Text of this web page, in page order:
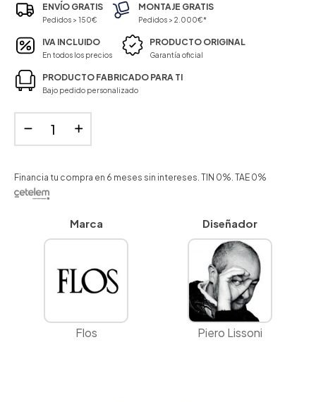
ENVÍO GRATIS
Pedidos > 150€
MONTAJE GRATIS
Pedidos > 2.000€*
IVA INCLUIDO
En todos los precios
PRODUCTO ORIGINAL
Garantía oficial
PRODUCTO FABRICADO PARA TI
Bajo pedido personalizado
Financia tu compra en 6 meses sin intereses. TIN 0%. TAE 0%
Marca
Flos
Diseñador
Piero Lissoni